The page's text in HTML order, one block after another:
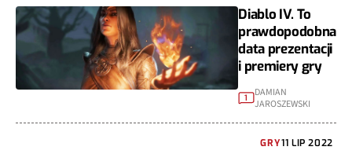
Diablo IV. To
prawdopodobna
data prezentacji
i premiery gry
1
DAMIAN
JAROSZEWSKI
GRY11 LIP 2022